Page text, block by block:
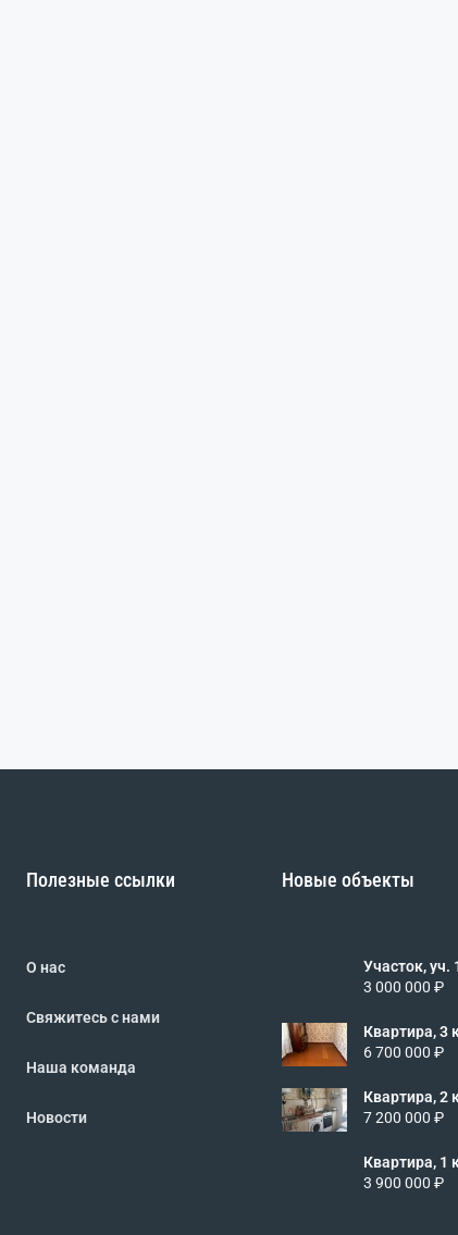
Полезные ссылки
О нас
Свяжитесь с нами
Наша команда
Новости
Новые объекты
Участок, уч.
462485
3 000 000 ₽
Квартира, 3
3/5 эт.,
6 700 000 ₽
Квартира, 2
2/5 эт.,
7 200 000 ₽
Квартира, 1
2/5 эт.,
3 900 000 ₽